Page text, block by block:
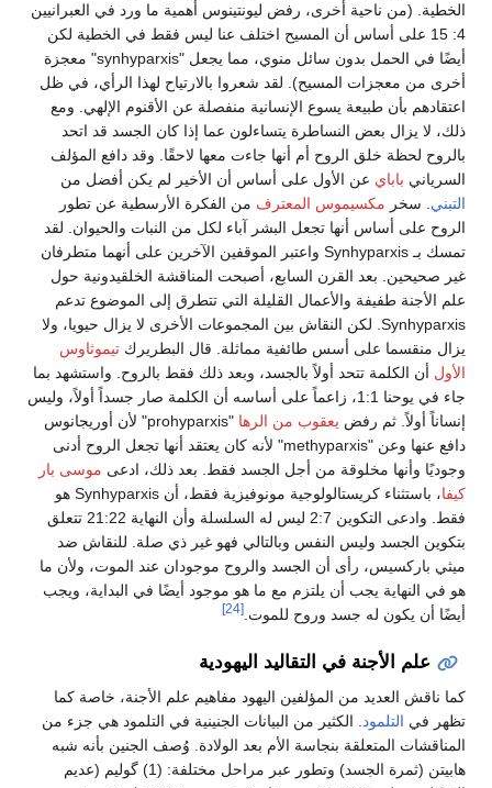
الخطية. (من ناحية أخرى، رفض ليونتينوس أهمية ما ورد في العبرانيين
4: 15 على أساس أن المسيح اختلف عنا ليس فقط في الخطية لكن
أيضًا في الحمل بدون سائل منوي، مما يجعل "synhyparxis" معجزة
أخرى من معجزات المسيح). لقد شعروا بالارتياح لهذا الرأي، في ظل
اعتقادهم بأن طبيعة يسوع الإنسانية منفصلة عن الأقنوم الإلهي. ومع
ذلك، لا يزال بعض النساطرة يتساءلون عما إذا كان الجسد قد اتحد
بالروح لحظة خلق الروح أم أنها جاءت معها لاحقًا. وقد دافع المؤلف
السرياني باباي عن الأول على أساس أن الأخير لم يكن أفضل من
التبني. سخر مكسيموس المعترف من الفكرة الأرسطية عن تطور
الروح على أساس أنها تجعل البشر آباء لكل من النبات والحيوان. لقد
تمسك بـ Synhyparxis واعتبر الموقفين الآخرين على أنهما متطرفان
غير صحيحين. بعد القرن السابع، أصبحت المناقشة الخلقيدونية حول
علم الأجنة طفيفة والأعمال القليلة التي تتطرق إلى الموضوع تدعم
Synhyparxis. لكن النقاش بين المجموعات الأخرى لا يزال حيويا، ولا
يزال منقسما على أسس طائفية مماثلة. قال البطريرك تيموثاوس
الأول أن الكلمة تتحد أولاً بالجسد، وبعد ذلك فقط بالروح. واستشهد بما
جاء في يوحنا 1:1، زاعماً على أساسه أن الكلمة صار جسداً أولاً، وليس
إنساناً أولاً. ثم رفض يعقوب من الرها
"prohyparxis" لأن أوريجانوس
دافع عنها وعن "methyparxis" لأنه كان يعتقد أنها تجعل الروح أدنى
وجوديًا وأنها مخلوقة من أجل الجسد فقط. بعد ذلك، ادعى موسى بار
كيفا
، باستثناء كريستالولوجية مونوفيزية فقط، أن Synhyparxis هو
فقط. وادعى التكوين 2:7 ليس له السلسلة وأن النهاية 21:22 تتعلق
بتكوين الجسد وليس النفس وبالتالي فهو غير ذي صلة. للنقاش ضد
ميثي باركسيس، رأى أن الجسد والروح موجودان عند الموت، ولأن ما
هو في النهاية يجب أن يلتزم مع ما هو موجود أيضًا في البداية، ويجب
أيضًا أن يكون له جسد وروح للموت.[24]
علم الأجنة في التقاليد اليهودية
كما ناقش العديد من المؤلفين اليهود مفاهيم علم الأجنة، خاصة كما
تظهر في التلمود
. الكثير من البيانات الجنينية في التلمود هي جزء من
المناقشات المتعلقة بنجاسة الأم بعد الولادة. وُصف الجنين بأنه شبه
هابيتن (ثمرة الجسد) وتطور عبر مراحل مختلفة: (1) گوليم (عديم